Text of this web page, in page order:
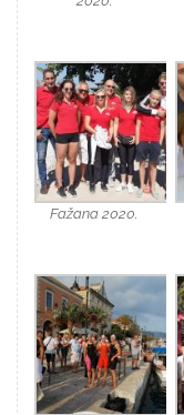
Fažana 2020.